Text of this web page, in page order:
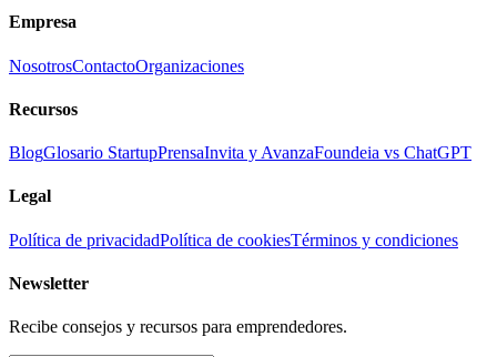
Empresa
NosotrosContactoOrganizaciones
Recursos
BlogGlosario StartupPrensaInvita y AvanzaFoundeia vs ChatGPT
Legal
Política de privacidadPolítica de cookiesTérminos y condiciones
Newsletter
Recibe consejos y recursos para emprendedores.